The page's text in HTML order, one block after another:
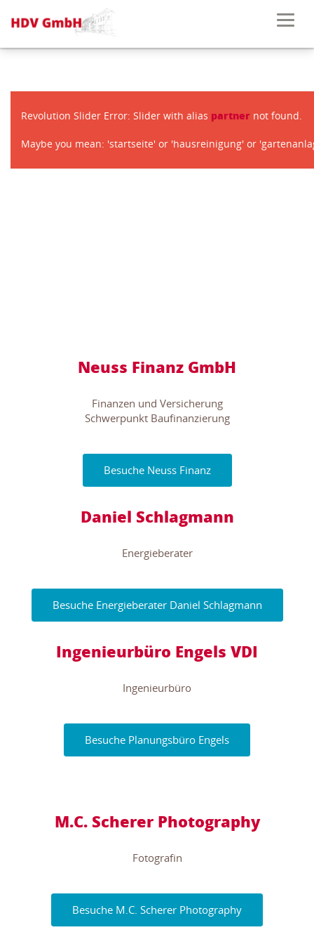
Revolution Slider Error: Slider with alias partner not found.
Maybe you mean: 'startseite' or 'hausreinigung' or
Neuss Finanz GmbH
Finanzen und Versicherung
Schwerpunkt Baufinanzierung
Besuche Neuss Finanz
Daniel Schlagmann
Energieberater
Besuche Energieberater Daniel Schlagmann
Ingenieurbüro Engels VDI
Ingenieurbüro
Besuche Planungsbüro Engels
M.C. Scherer Photography
Fotografin
Besuche M.C. Scherer Photography